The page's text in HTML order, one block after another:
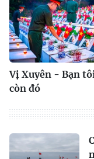
Vị Xuyên - Bạn
còn đó